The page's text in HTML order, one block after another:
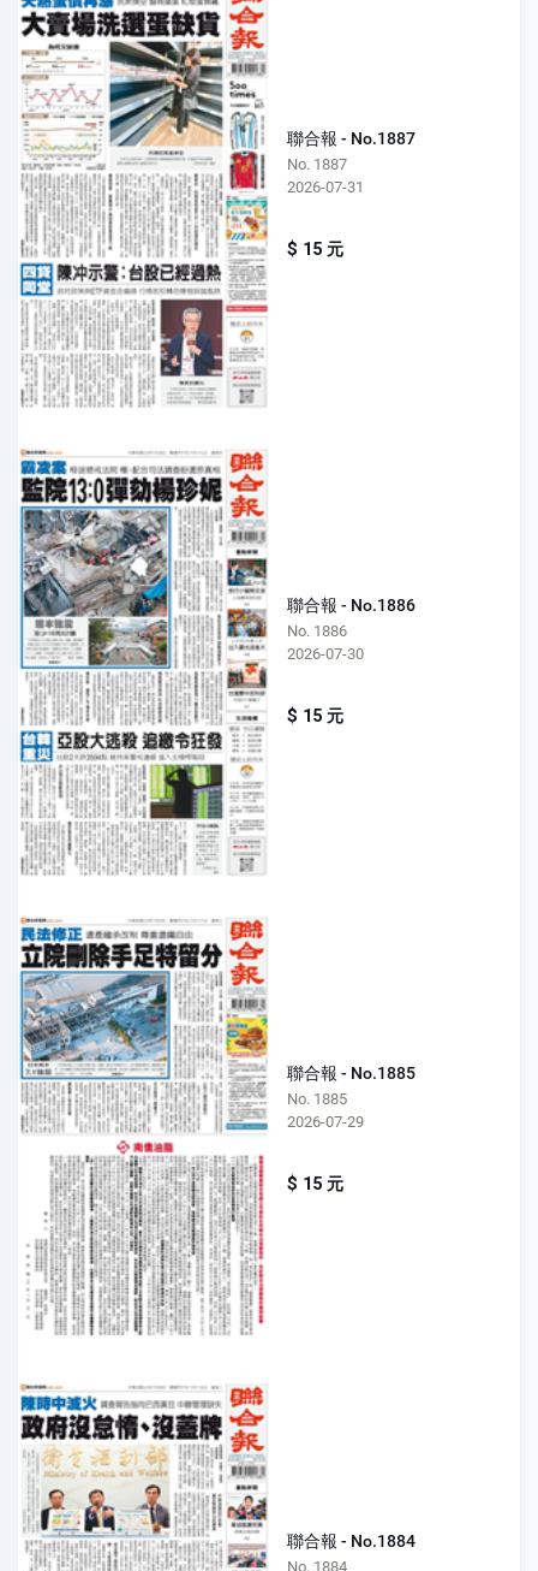
聯合報 - No.1887
No. 1887
2026-07-31
$ 15 元
聯合報 - No.1886
No. 1886
2026-07-30
$ 15 元
聯合報 - No.1885
No. 1885
2026-07-29
$ 15 元
聯合報 - No.1884
No. 1884